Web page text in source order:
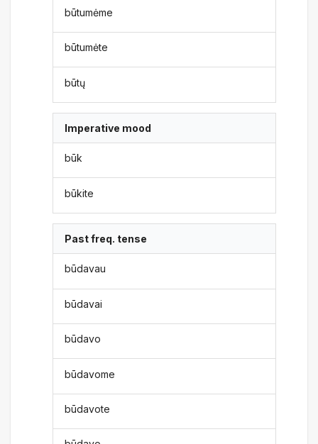
būtumėme
būtumėte
būtų
Imperative mood
būk
būkite
Past freq. tense
būdavau
būdavai
būdavo
būdavome
būdavote